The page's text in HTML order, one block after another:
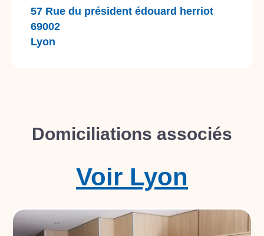
57 Rue du président édouard herriot
69002
Lyon
Domiciliations associés
Lyon
Voir